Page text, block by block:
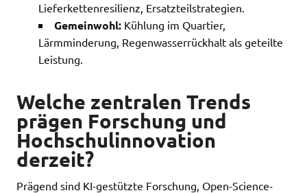
Lieferkettenresilienz, Ersatzteilstrategien.
Gemeinwohl: Kühlung im Quartier,
Lärmminderung, Regenwasserrückhalt als geteilte
Leistung.
Welche zentralen Trends
prägen Forschung und
Hochschulinnovation
derzeit?
Prägend sind KI-gestützte Forschung, Open-Science-